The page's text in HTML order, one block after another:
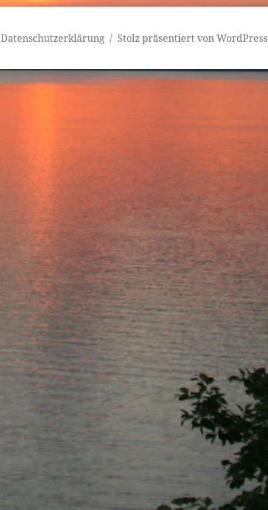
Datenschutzerklärung Stolz präsentiert von WordPress